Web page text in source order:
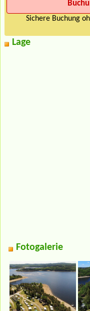
Sichere Buchung
Lage
Fotogalerie